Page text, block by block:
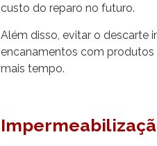
custo do reparo no futuro.
Além disso, evitar o descarte
encanamentos com produtos
mais tempo.